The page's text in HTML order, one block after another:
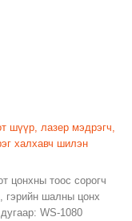
шүүр, лазер мэдрэгч,
халхавч шилэн
цонхны тоос сорогч
гэрийн шалны цонх
WS-1080